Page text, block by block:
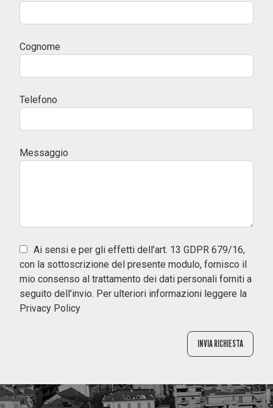
Cognome
Telefono
Messaggio
Ai sensi e per gli effetti dell’art. 13 GDPR 679/16,
con la sottoscrizione del presente modulo, fornisco il
mio consenso al trattamento dei dati personali forniti a
seguito dell'invio. Per ulteriori informazioni leggere la
Privacy Policy